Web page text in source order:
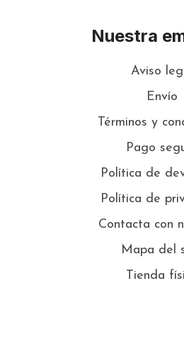
Nuestra
Aviso
Envío
Términos y
Pago
Política de
Política de
Contacta con
Mapa del
Tienda